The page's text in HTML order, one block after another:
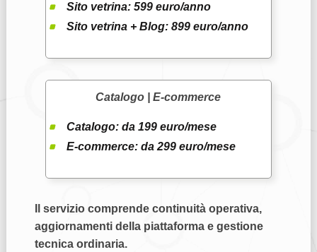
Sito vetrina: 599 euro/anno
Sito vetrina + Blog: 899 euro/anno
Catalogo | E-commerce
Catalogo: da 199 euro/mese
E-commerce: da 299 euro/mese
Il servizio comprende continuità operativa,
aggiornamenti della piattaforma e gestione
tecnica ordinaria.